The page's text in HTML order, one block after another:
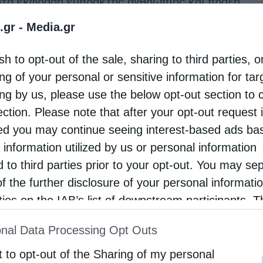
- Media.gr
to opt-out of the sale, sharing to third parties,
of your personal or sensitive information for
by us, please use the below opt-out section to
Please note that after your opt-out request
you may continue seeing interest-based ads
information utilized by us or personal information
to third parties prior to your opt-out. You may
the further disclosure of your personal
on the IAB’s list of downstream participants.
of Downstream Participantsthat may further
parties.
Data Processing Opt Outs
to opt-out of the Sharing of my personal
ηθικής επιταγής».To μήνυμα αυτό στέλνει ο
τον εμβολιασμό για την αντιμετώπιση …
τιμή για τον Μεσσηνίας
του Τομέα Πατερικών Σπουδών, Ιστορίας
και Συμβολικής του Τμήματος Θεολογίας
Σχολής στο Εθνικό και Καποδιστριακό